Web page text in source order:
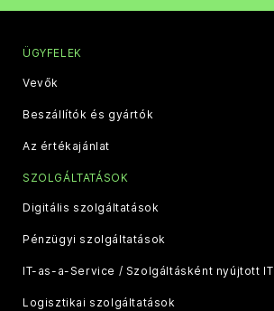
ÜGYFELEK
Vevők
Beszállítók és gyártók
Az értékajánlat
SZOLGÁLTATÁSOK
Digitális szolgáltatások
Pénzügyi szolgáltatások
IT-as-a-Service / Szolgáltásként nyújtott IT
Logisztikai szolgáltatások